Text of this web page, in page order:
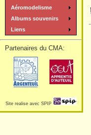
Aéromodelisme
Albums souvenirs
Liens
Partenaires du CMA:
Site realise avec SPIP